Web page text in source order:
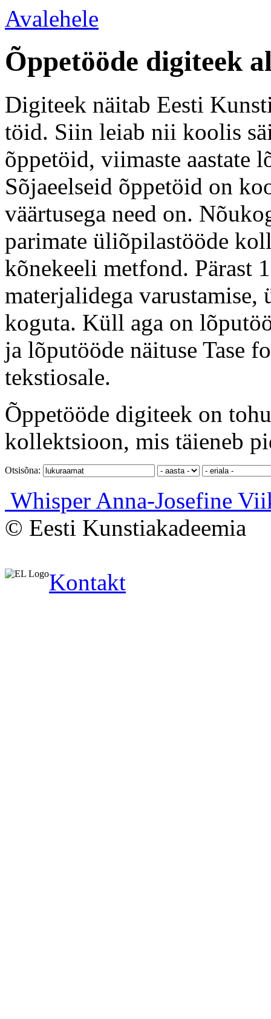
Avalehele
Õppetööde digiteek
Digiteek näitab Eesti
töid. Siin leiab nii koolis
õppetöid, viimaste aastate
Sõjaeelseid õppetöid on
väärtusega need on.
parimate üliõpilastööde
kõnekeeli metfond. Pärast
materjalidega varustamise,
koguta. Küll aga on
ja lõputööde näituse Tase
tekstiosale.
Õppetööde digiteek on
kollektsioon, mis täieneb
Otsisõna:
Whisper Anna-Josefine
© Eesti Kunstiakadeemia
Kontakt